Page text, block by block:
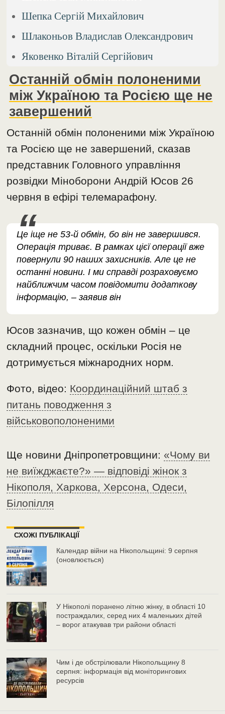
Шепка Сергій Михайлович
Шлаконьов Владислав Олександрович
Яковенко Віталій Сергійович
Останній обмін полоненими
між Україною та Росією ще не
завершений
Останній обмін полоненими між Україною
та Росією ще не завершений, сказав
представник Головного управління
розвідки Міноборони Андрій Юсов 26
червня в ефірі телемарафону.
Це іще не 53-й обмін, бо він не завершився.
Операція триває. В рамках цієї операції вже
повернули 90 наших захисників. Але це не
останні новини. І ми справді розраховуємо
найближчим часом повідомити додаткову
інформацію, – заявив він
Юсов зазначив, що кожен обмін – це
складний процес, оскільки Росія не
дотримується міжнародних норм.
Фото, відео: Координаційний штаб з
питань поводження з
військовополоненими
Ще новини Дніпропетровщини:«Чому ви
не виїжджаєте?» — відповіді жінок з
Нікополя, Харкова, Херсона, Одеси,
Білопілля
СХОЖІ ПУБЛІКАЦІЇ
Календар війни на Нікопольщині: 9 серпня
(оновлюється)
У Нікополі поранено літню жінку, в області 10
постраждалих, серед них 4 маленьких дітей
– ворог атакував три райони області
Чим і де обстрілювали Нікопольщину 8
серпня: інформація від моніторингових
ресурсів